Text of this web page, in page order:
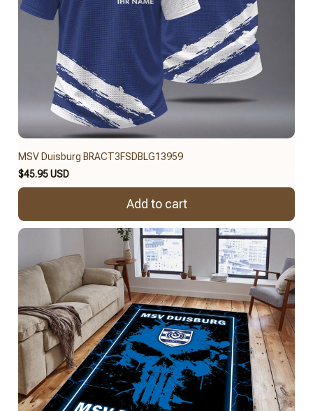
MSV Duisburg BRACT3FSDBLG13959
$45.95 USD
Add to cart